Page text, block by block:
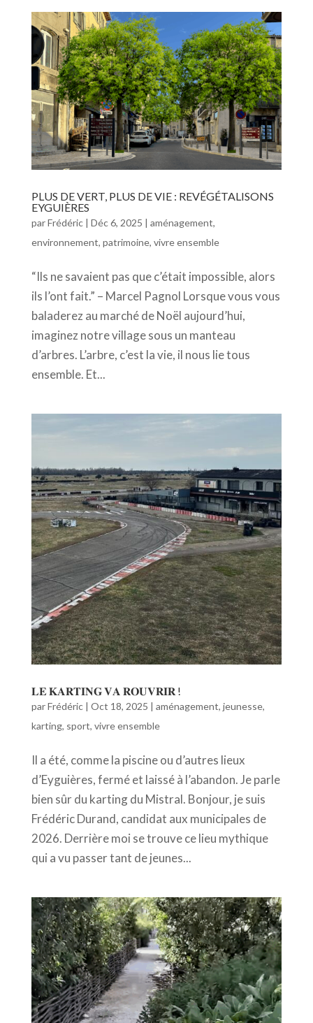
PLUS DE VERT, PLUS DE VIE : REVÉGÉTALISONS
EYGUIÈRES
parFrédéric| Déc 6, 2025 | aménagement,
environnement, patrimoine, vivre ensemble
“Ils ne savaient pas que c’était impossible, alors
ils l’ont fait.” – Marcel Pagnol Lorsque vous vous
baladerez au marché de Noël aujourd’hui,
imaginez notre village sous un manteau
d’arbres. L’arbre, c’est la vie, il nous lie tous
ensemble. Et...
𝐋𝐄 𝐊𝐀𝐑𝐓𝐈𝐍𝐆 𝐕𝐀 𝐑𝐎𝐔𝐕𝐑𝐈𝐑 !
parFrédéric| Oct 18, 2025 | aménagement, jeunesse,
karting, sport, vivre ensemble
Il a été, comme la piscine ou d’autres lieux
d’Eyguières, fermé et laissé à l’abandon. Je parle
bien sûr du karting du Mistral. Bonjour, je suis
Frédéric Durand, candidat aux municipales de
2026. Derrière moi se trouve ce lieu mythique
qui a vu passer tant de jeunes...